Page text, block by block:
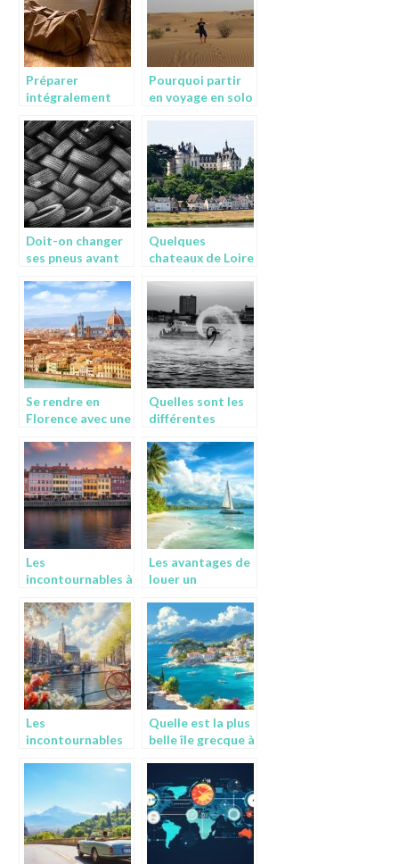
Préparer
intégralement
Pourquoi partir
en voyage en solo
Doit-on changer
ses pneus avant
vacances ?
Quelques
chateaux de Loire
prix
Se rendre en
Florence avec une
faut savoir
Quelles sont les
différentes
nautiques qu’on
peut faire à Dubaï
?
Les
incontournables à
Copenhague pour
une visite
mémorable
Les avantages de
louer un
Martinique pour
vos vacances
Les
incontournables
visiter
Amsterdam
Quelle est la plus
belle île grecque à